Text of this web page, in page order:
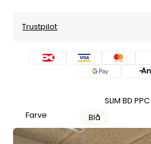
Trustpilot
SLIM BD
Farve
Blå